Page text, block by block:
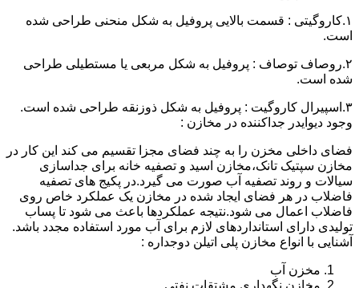
۱.کاروگیتی : قسمت بالایی پروفیل به شکل منحنی طراحی شده
است.
۲.روصاف توصاف : پروفیل به شکل مربعی یا مستطیلی طراحی
شده است.
۳.اسپیرال کاروگیت : پروفیل به شکل ذوزنقه طراحی شده است.
وجود دیوایدر جداکننده در مخازن :
فضای داخلی مخزن را به چند فضای مجزا تقسیم می کند این کار در
مخازن سپتیک تانک،مخازن اسید و تصفیه خانه برای جداسازی
سیالات و روند تصفیه آب صورت می گیرد.در پکیج های تصفیه
فاضلاب در هر فضای ایجاد شده در مخازن یک عملکرد خاص روی
فاضلاب اعمال می شود.نتیجه عملکردها باعث می شود تا پساب
تولیدی دارای استانداردهای لازم برای آب مورد استفاده مجدد باشد.
آشنایی با انواع مخازن پلی اتیلن دوجداره :
مخزن آب
مخازن نگهداری مشتقات نفتی